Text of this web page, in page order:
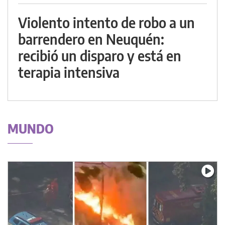
Violento intento de robo a un
barrendero en Neuquén:
recibió un disparo y está en
terapia intensiva
MUNDO